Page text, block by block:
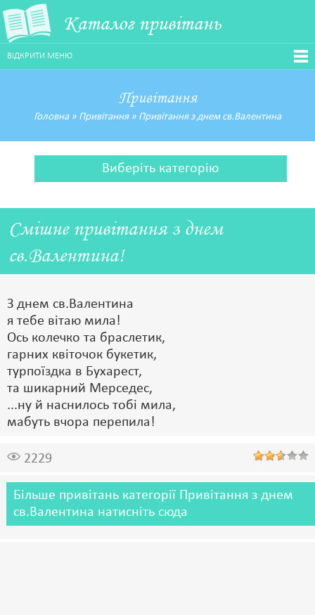
Каталог привітань
ВІДКРИТИ МЕНЮ
Привітання
Головна» Привітання» Привітання з днем св.Валентина
Виберіть категорію
Смішне привітання з днем
св.Валентина!
З днем св.Валентина
я тебе вітаю мила!
Ось колечко та браслетик,
гарних квіточок букетик,
турпоїздка в Бухарест,
та шикарний Мерседес,
...ну й наснилось тобі мила,
мабуть вчора перепила!
2229
Більше привітань категорії Привітання з днем
св.Валентина натисніть сюда